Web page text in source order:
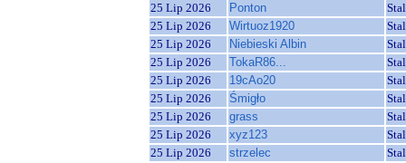
25 Lip 2026
Ponton
25 Lip 2026
Wirtuoz1920
25 Lip 2026
Niebieski Albin
25 Lip 2026
TokaR86...
25 Lip 2026
19cAo20
25 Lip 2026
Śmigło
25 Lip 2026
grass
25 Lip 2026
xyz123
25 Lip 2026
strzelec